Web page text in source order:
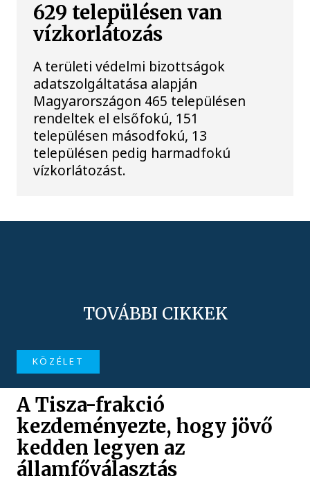
629 településen van
vízkorlátozás
A területi védelmi bizottságok
adatszolgáltatása alapján
Magyarországon 465 településen
rendeltek el elsőfokú, 151
településen másodfokú, 13
településen pedig harmadfokú
vízkorlátozást.
TOVÁBBI CIKKEK
KÖZÉLET
A Tisza-frakció
kezdeményezte, hogy jövő
kedden legyen az
államfőválasztás